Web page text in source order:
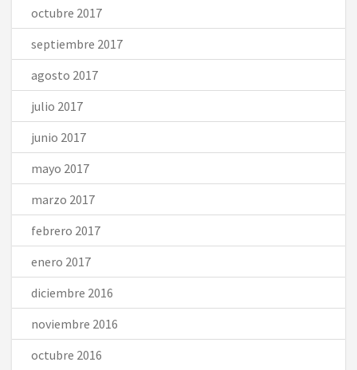
octubre 2017
septiembre 2017
agosto 2017
julio 2017
junio 2017
mayo 2017
marzo 2017
febrero 2017
enero 2017
diciembre 2016
noviembre 2016
octubre 2016